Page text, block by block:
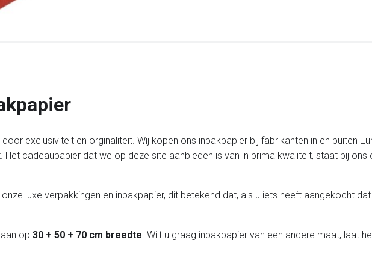
exclusiviteit en orginaliteit. Wij kopen ons inpakpapier bij fabrikanten in en buiten
Het cadeaupapier dat we op deze site aanbieden is van 'n prima kwaliteit, staat bij
luxe verpakkingen en inpakpapier, dit betekend dat, als u iets heeft aangekocht
op 30 + 50 + 70 cm breedte. Wilt u graag inpakpapier van een andere maat, laat